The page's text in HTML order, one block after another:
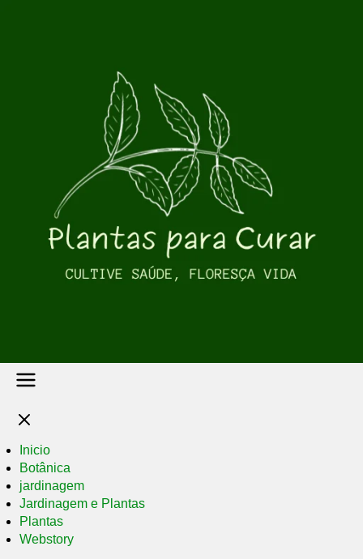
Inicio
Botânica
jardinagem
Jardinagem e Plantas
Plantas
Webstory